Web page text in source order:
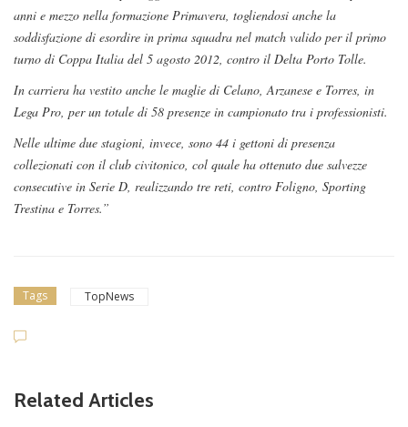
anni e mezzo nella formazione Primavera, togliendosi anche la
soddisfazione di esordire in prima squadra nel match valido per il primo
turno di Coppa Italia del 5 agosto 2012, contro il Delta Porto Tolle.
In carriera ha vestito anche le maglie di Celano, Arzanese e Torres, in
Lega Pro, per un totale di 58 presenze in campionato tra i professionisti.
Nelle ultime due stagioni, invece, sono 44 i gettoni di presenza
collezionati con il club civitonico, col quale ha ottenuto due salvezze
consecutive in Serie D, realizzando tre reti, contro Foligno, Sporting
Trestina e Torres.”
Tags TopNews
Related Articles